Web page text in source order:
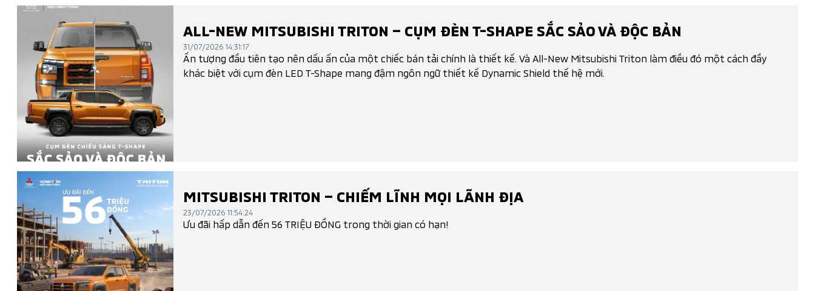
ALL-NEW MITSUBISHI TRITON – CỤM ĐÈN T-SHAPE SẮC SẢO VÀ ĐỘC BẢN
31/07/2026 14:31:17
Ấn tượng đầu tiên tạo nên dấu ấn của một chiếc bán tải chính là thiết kế. Và All-New Mitsubishi Triton làm điều đó một cách đầy
khác biệt với cụm đèn LED T-Shape mang đậm ngôn ngữ thiết kế Dynamic Shield thế hệ mới.
MITSUBISHI TRITON – CHIẾM LĨNH MỌI LÃNH ĐỊA
23/07/2026 11:54:24
Ưu đãi hấp dẫn đến 56 TRIỆU ĐỒNG trong thời gian có hạn!